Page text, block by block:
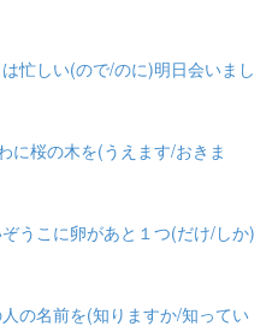
忙しい(ので/のに)明日会いまし
に桜の木を(うえます/おきま
うこに卵があと１つ(だけ/しか)
の名前を(知りますか/知ってい